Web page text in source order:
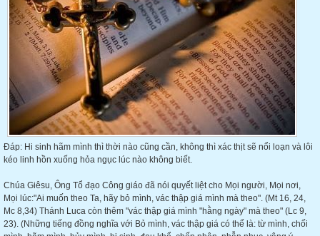
Đáp: Hi sinh hãm mình thì thời nào cũng cần, không thì xác thịt sẽ nổi loạn và lôi
kéo linh hồn xuống hỏa ngục lúc nào không biết.
Chúa Giêsu, Ông Tổ đạo Công giáo đã nói quyết liệt cho Mọi người, Mọi nơi,
Mọi lúc:"Ai muốn theo Ta, hãy bỏ mình, vác thập giá mình mà theo". (Mt 16, 24,
Mc 8,34) Thánh Luca còn thêm "vác thập giá mình "hằng ngày" mà theo" (Lc 9,
23). (Những tiếng đồng nghĩa với Bỏ mình, vác thập giá có thể là: từ mình, chối